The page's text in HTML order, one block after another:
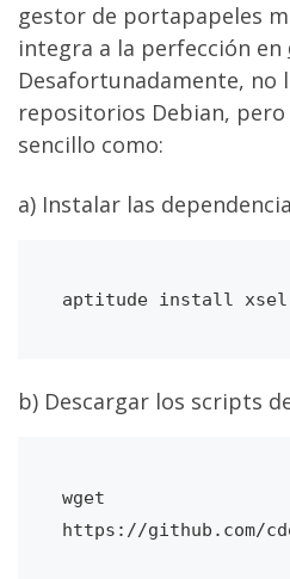
gestor de portapapeles
integra a la perfección en
Desafortunadamente, no
repositorios Debian,
sencillo como:
a) Instalar las
aptitude install xsel
b) Descargar los scripts
wget
https://github.com/